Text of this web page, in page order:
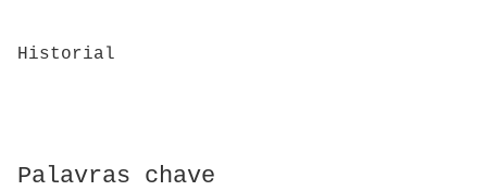
Historial
Palavras chave